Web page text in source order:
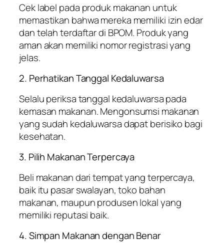
Cek label pada produk makanan untuk
memastikan bahwa mereka memiliki izin edar
dan telah terdaftar di BPOM. Produk yang
aman akan memiliki nomor registrasi yang
jelas.
2. Perhatikan Tanggal Kedaluwarsa
Selalu periksa tanggal kedaluwarsa pada
kemasan makanan. Mengonsumsi makanan
yang sudah kedaluwarsa dapat berisiko bagi
kesehatan.
3. Pilih Makanan Terpercaya
Beli makanan dari tempat yang terpercaya,
baik itu pasar swalayan, toko bahan
makanan, maupun produsen lokal yang
memiliki reputasi baik.
4. Simpan Makanan dengan Benar